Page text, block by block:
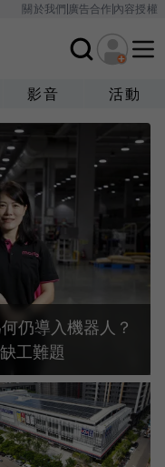
關於我們廣告合作內容授權
影音 活動
仍導入機器人？
工難題